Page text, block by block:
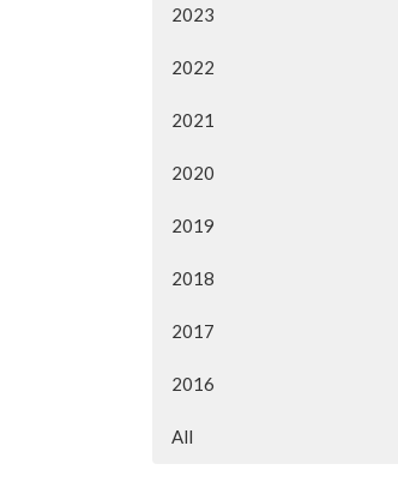
2023
2022
2021
2020
2019
2018
2017
2016
All